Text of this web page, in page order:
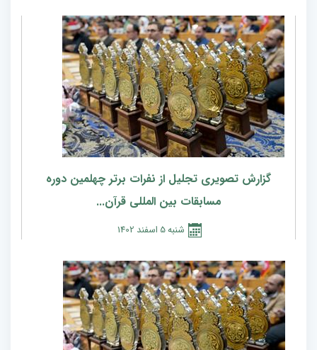
گزارش تصویری تجلیل از نفرات برتر چهلمین دوره
مسابقات بین المللی قرآن...
شنبه5 اسفند 1402